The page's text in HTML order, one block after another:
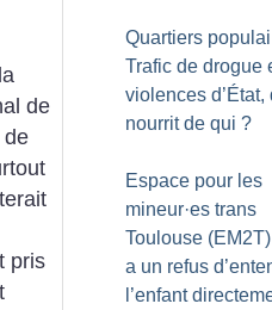
de
de
pris
Quartiers
Trafic de drogue
violences d’État,
nourrit de qui ?
Espace pour les
mineur·es trans
Toulouse
a un refus
l’enfant